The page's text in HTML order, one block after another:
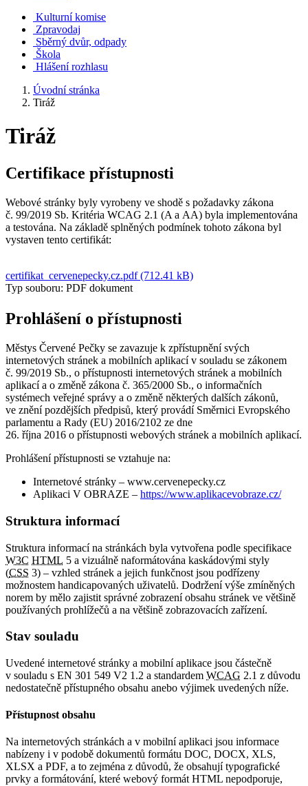
Kulturní komise
Zpravodaj
Sběrný dvůr, odpady
Škola
Hlášení rozhlasu
Úvodní stránka
Tiráž
Tiráž
Certifikace přístupnosti
Webové stránky byly vyrobeny ve shodě s požadavky zákona
č. 99/2019 Sb. Kritéria WCAG 2.1 (A a AA) byla implementována
a testována. Na základě splněných podmínek tohoto zákona byl
vystaven tento certifikát:
certifikat_cervenepecky.cz.pdf (712.41 kB)
Typ souboru: PDF dokument
Prohlášení o přístupnosti
Městys Červené Pečky se zavazuje k zpřístupnění svých
internetových stránek a mobilních aplikací v souladu se zákonem
č. 99/2019 Sb., o přístupnosti internetových stránek a mobilních
aplikací a o změně zákona č. 365/2000 Sb., o informačních
systémech veřejné správy a o změně některých dalších zákonů,
ve znění pozdějších předpisů, který provádí Směrnici Evropského
parlamentu a Rady (EU) 2016/2102 ze dne
26. října 2016 o přístupnosti webových stránek a mobilních aplikací.
Prohlášení přístupnosti se vztahuje na:
Internetové stránky – www.cervenepecky.cz
Aplikaci V OBRAZE – https://www.aplikacevobraze.cz/
Struktura informací
Struktura informací na stránkách byla vytvořena podle specifikace
W3C HTML 5 a vizuálně naformátována kaskádovými styly
(CSS 3) – vzhled stránek a jejich funkčnost jsou podřízeny
možnostem handicapovaných uživatelů. Dodržení výše zmíněných
norem by mělo zajistit správné zobrazení obsahu stránek ve většině
používaných prohlížečů a na většině zobrazovacích zařízení.
Stav souladu
Uvedené internetové stránky a mobilní aplikace jsou částečně
v souladu s EN 301 549 V2 1.2 a standardem WCAG 2.1 z důvodu
nedostatečně přístupného obsahu anebo výjimek uvedených níže.
Přístupnost obsahu
Na internetových stránkách a v mobilní aplikaci jsou informace
nabízeny i v podobě dokumentů formátu DOC, DOCX, XLS,
XLSX a PDF, a to zejména z důvodů, že obsahují typografické
prvky a formátování, které webový formát HTML nepodporuje,